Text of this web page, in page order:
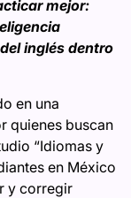
mejor:
inglés dentro
en una
quienes buscan
“Idiomas y
en México
y corregir